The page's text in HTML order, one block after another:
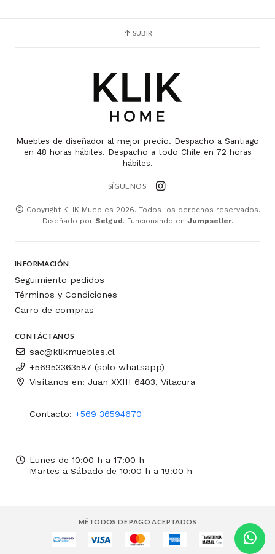
SUBIR
Muebles de diseñador al mejor precio. Despacho a Santiago
en 48 horas hábiles. Despacho a todo Chile en 72 horas
hábiles.
SÍGUENOS
Copyright KLIK Muebles 2026. Todos los derechos reservados.
Diseñado por Selgud. Funcionando en Jumpseller.
INFORMACIÓN
Seguimiento pedidos
Términos y Condiciones
Carro de compras
CONTÁCTANOS
sac@klikmuebles.cl
+56953363587 (solo whatsapp)
Visítanos en: Juan XXIII 6403, Vitacura
Contacto: +569 36594670
Lunes de 10:00 h a 17:00 h
Martes a Sábado de 10:00 h a 19:00 h
MÉTODOS DE PAGO ACEPTADOS